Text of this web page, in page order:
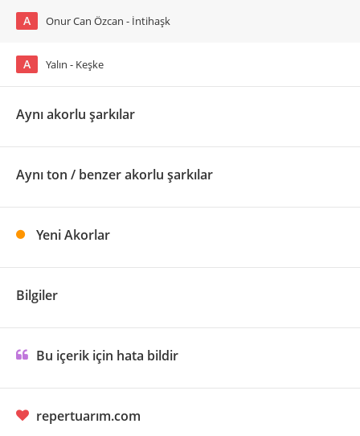
A Onur Can Özcan - İntihaşk
A Yalın - Keşke
Aynı akorlu şarkılar
Aynı ton / benzer akorlu şarkılar
Yeni Akorlar
Bilgiler
Bu içerik için hata bildir
repertuarım.com